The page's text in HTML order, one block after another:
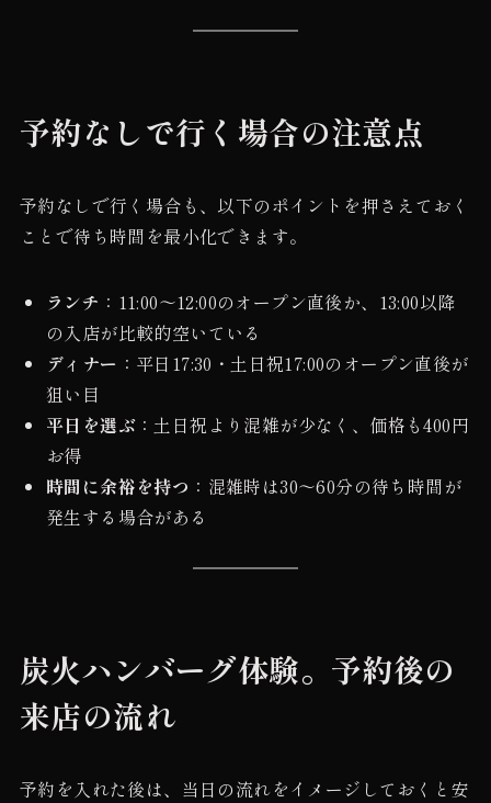
予約なしで行く場合の注意点
予約なしで行く場合も、以下のポイントを押さえておく
ことで待ち時間を最小化できます。
ランチ ：11:00〜12:00のオープン直後か、13:00以降
の入店が比較的空いている
ディナー ：平日17:30・土日祝17:00のオープン直後が
狙い目
平日を選ぶ：土日祝より混雑が少なく、価格も400円
お得
時間に余裕を持つ ：混雑時は30〜60分の待ち時間が
発生する場合がある
炭火ハンバーグ体験。予約後の
来店の流れ
予約を入れた後は、当日の流れをイメージしておくと安